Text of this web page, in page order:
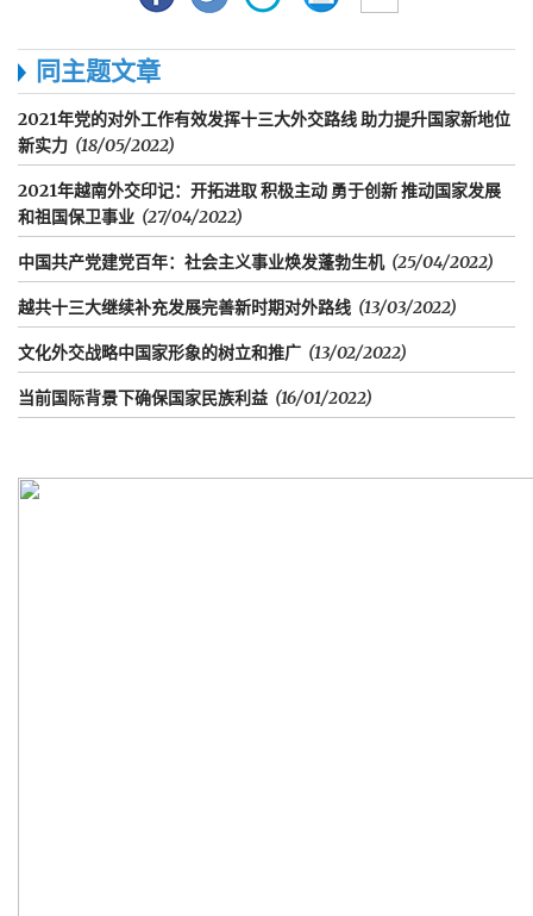
同主题文章
2021年党的对外工作有效发挥十三大外交路线 助力提升国家新地位
新实力 (18/05/2022)
2021年越南外交印记：开拓进取 积极主动 勇于创新 推动国家发展
和祖国保卫事业 (27/04/2022)
中国共产党建党百年：社会主义事业焕发蓬勃生机 (25/04/2022)
越共十三大继续补充发展完善新时期对外路线 (13/03/2022)
文化外交战略中国家形象的树立和推广 (13/02/2022)
当前国际背景下确保国家民族利益 (16/01/2022)